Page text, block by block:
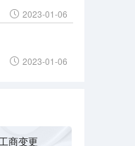
2023-01-06
2023-01-06
商变更